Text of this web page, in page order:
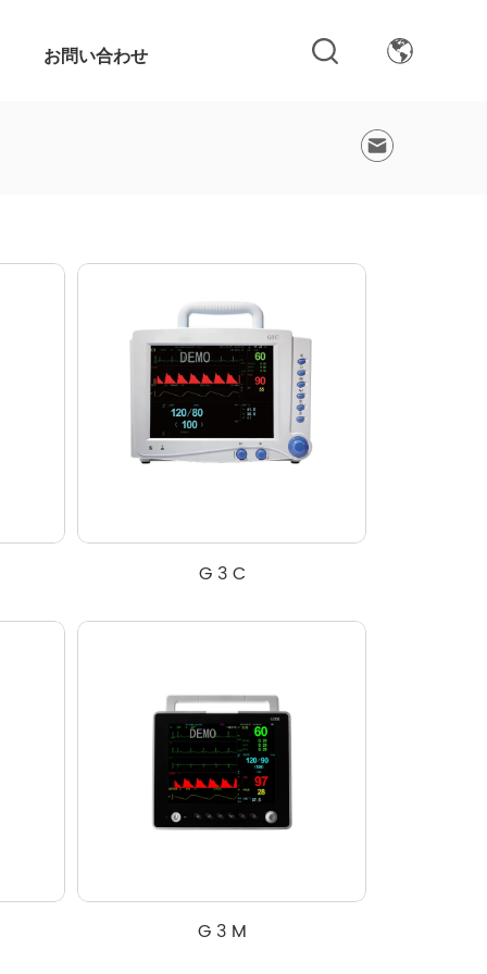
お問い合わせ
G 3 C
G 3 M